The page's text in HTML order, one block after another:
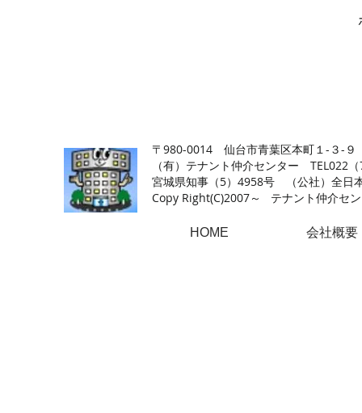
〒980-0014 仙台市青葉区本町１-３-９
（有）テナント仲介センター TEL022
宮城県知事（5）4958号 （公社）全日
Copy Right(C)2007～ テナント仲介セ
HOME 会社概要